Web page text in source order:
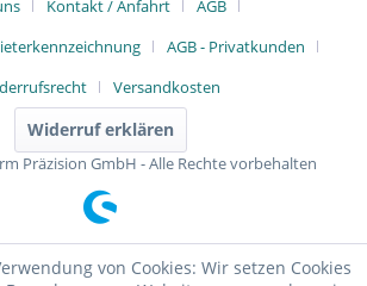
Kontakt / Anfahrt
AGB
AGB - Privatkunden
Versandkosten
Widerruf erklären
Präzision GmbH - Alle Rechte vorbehalten
von Cookies: Wir setzen Cookies